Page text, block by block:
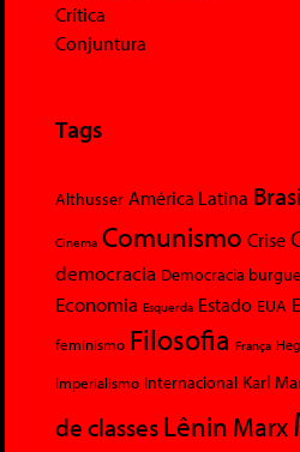
Crítica
Conjuntura
Tags
Althusser América Latina
Cinema Comunismo Crise
democracia Democracia
Economia Esquerda Estado EUA
feminismo Filosofia França
Imperialismo Internacional Karl
de classesLênin Marx